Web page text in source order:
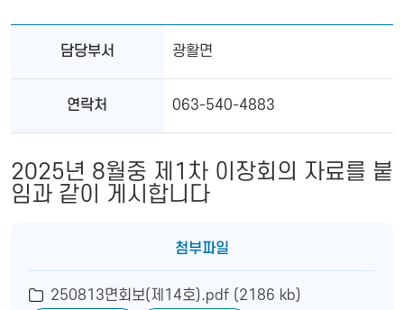
담당부서 광활면
연락처 063-540-4883
2025년 8월중 제1차 이장회의 자료를 붙
임과 같이 게시합니다
첨부파일
250813면회보(제14호).pdf (2186 kb)